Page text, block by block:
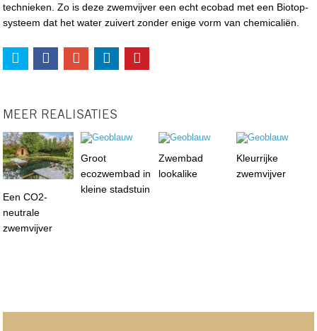
technieken. Zo is deze zwemvijver een echt ecobad met een Biotop-
systeem dat het water zuivert zonder enige vorm van chemicaliën.
MEER REALISATIES
Een CO2-
neutrale
zwemvijver
Groot
ecozwembad in
kleine stadstuin
Zwembad
lookalike
Kleurrijke
zwemvijver